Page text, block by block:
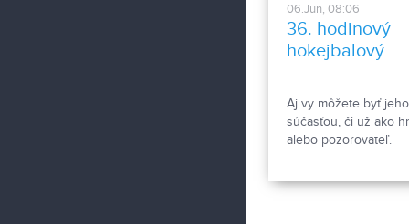
06.Jun, 08:06
36. hodinový
hokejbalový
maratón
Aj vy môžete byť jeho
súčasťou, či už ako
alebo pozorovateľ.